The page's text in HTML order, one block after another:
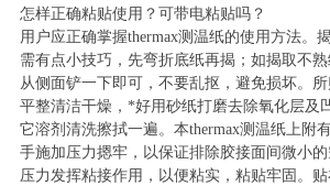
怎样正确粘贴使用？可带电粘贴吗？
用户应正确掌握thermax测温纸的使用方法。
需有点小技巧，先弯折底纸再揭；如揭取不
从侧面铲一下即可，不要乱抠，避免损坏。
平整清洁干燥，*好用砂纸打磨去除氧化层及
它溶剂清洗擦拭一遍。本thermax测温纸上附
手施加压力摁牢，以保证排除胶接面间微小
压力发挥粘接作用，以便粘实，粘贴牢固。